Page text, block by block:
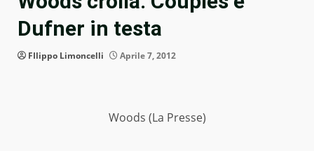
Dufner in testa
FIlippo Limoncelli Aprile 7, 2012
Woods (La Presse)